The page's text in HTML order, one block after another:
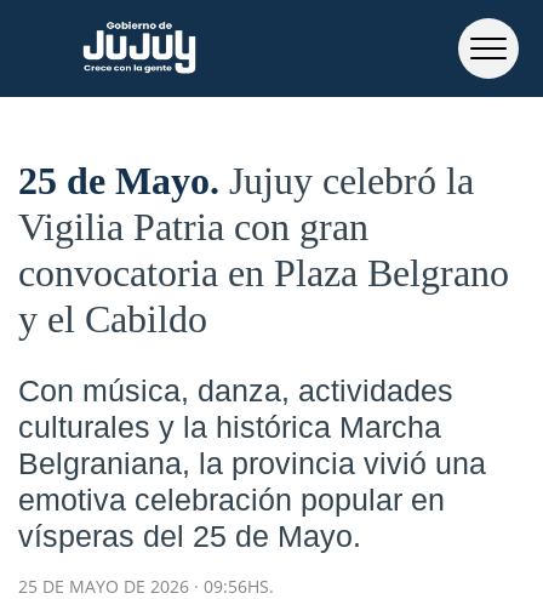
25 de Mayo Jujuy celebró la
Vigilia Patria con gran
convocatoria en Plaza Belgrano
y el Cabildo
Con música, danza, actividades
culturales y la histórica Marcha
Belgraniana, la provincia vivió una
emotiva celebración popular en
vísperas del 25 de Mayo.
25 DE MAYO DE 2026 · 09:56HS.